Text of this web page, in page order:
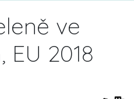
ve
EU 2018